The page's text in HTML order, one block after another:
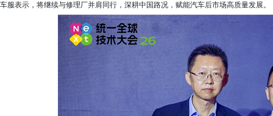
车服表示，将继续与修理厂并肩同行，深耕中国路况，赋能汽车后市场高质量发展。